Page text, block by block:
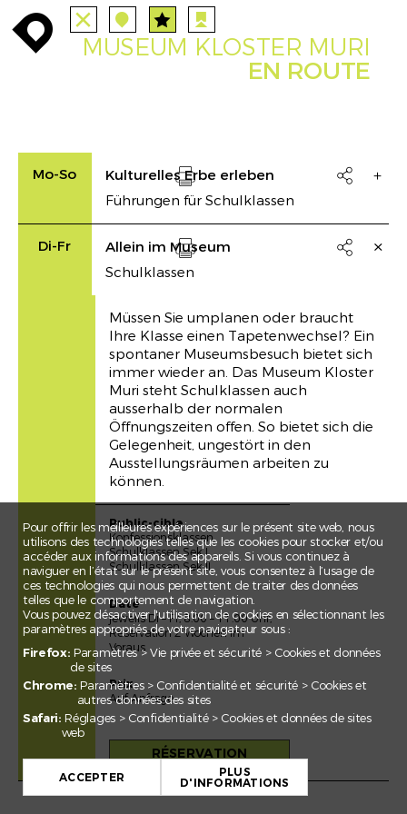
enroute enroute TOUTES STATIONS
route PARCOURS event EVENTS agenda FILTRE
+
−
close station angebote anreise
MUSEUM KLOSTER MURI
EN ROUTE
Mo-So Kulturelles Erbe erleben
Drucken

Führungen für Schulklassen
Di-Fr Allein im Museum
Drucken

Schulklassen
Müssen Sie umplanen oder braucht
Ihre Klasse einen Tapetenwechsel? Ein
spontaner Museumsbesuch bietet sich
immer wieder an. Das Museum Kloster
Muri steht Schulklassen auch
ausserhalb der normalen
Öffnungszeiten offen. So bietet sich die
Gelegenheit, ungestört in den
Ausstellungsräumen arbeiten zu
können.
Public-cible
Konfessionsklassen
Schulklassen Sek I
Schulklassen Sek II
Date
jeweils Di – Fr, 8.00 – 11.00 Uhr;
Reservation 2 Wochen im
Voraus
Prix
Auf Anfrage
RÉSERVATION
Pour offrir les meilleures expériences sur le présent site web, nous
utilisons des technologies telles que les cookies pour stocker et/ou
accéder aux informations des appareils. Si vous continuez à
naviguer en l’état sur le présent site, vous consentez à l’usage de
ces technologies qui nous permettent de traiter des données
telles que le comportement de navigation.
Vous pouvez désactiver l'utilisation de cookies en sélectionnant les
paramètres appropriés de votre navigateur sous :
Firefox: Paramètres > Vie privée et sécurité > Cookies et données
de sites
Chrome: Paramètres > Confidentialité et sécurité > Cookies et
autres données des sites
Safari: Réglages > Confidentialité > Cookies et données de sites
web
ACCEPTER PLUS
D'INFORMATIONS